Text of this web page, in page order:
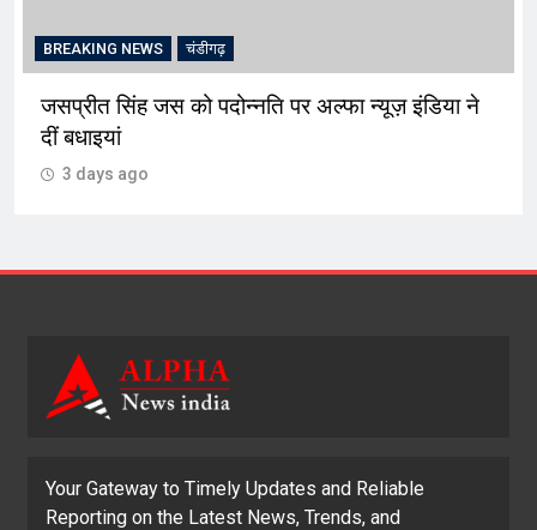
BREAKING NEWS चंडीगढ़
जसप्रीत सिंह जस को पदोन्नति पर अल्फा न्यूज़ इंडिया ने
दीं बधाइयां
3 days ago
Your Gateway to Timely Updates and Reliable
Reporting on the Latest News, Trends, and